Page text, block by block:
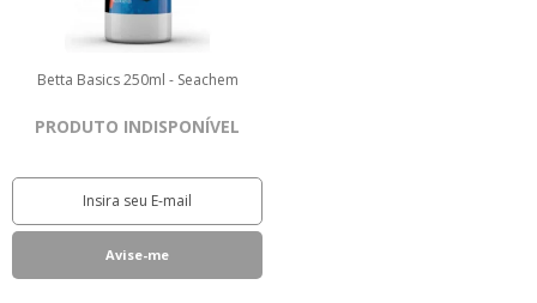
Betta Basics 250ml - Seachem
PRODUTO INDISPONÍVEL